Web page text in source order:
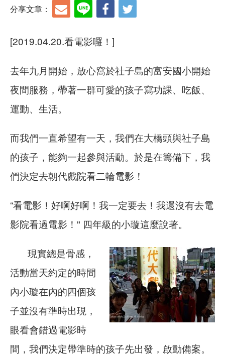
分享文章：
[2019.04.20.看電影囉！]
去年九月開始，放心窩於社子島的富安國小開始
夜間服務，帶著一群可愛的孩子寫功課、吃飯、
運動、生活。
而我們一直希望有一天，我們在大橋頭與社子島
的孩子，能夠一起參與活動。於是在籌備下，我
們決定去朝代戲院看二輪電影！
“看電影！好啊好啊！我一定要去！我還沒有去電
影院看過電影！" 四年級的小璇這麼說著。
現實總是骨感，
活動當天約定的時間
內小璇在內的四個孩
子並沒有準時出現，
眼看會錯過電影時
間，我們決定帶準時的孩子先出發，啟動備案。